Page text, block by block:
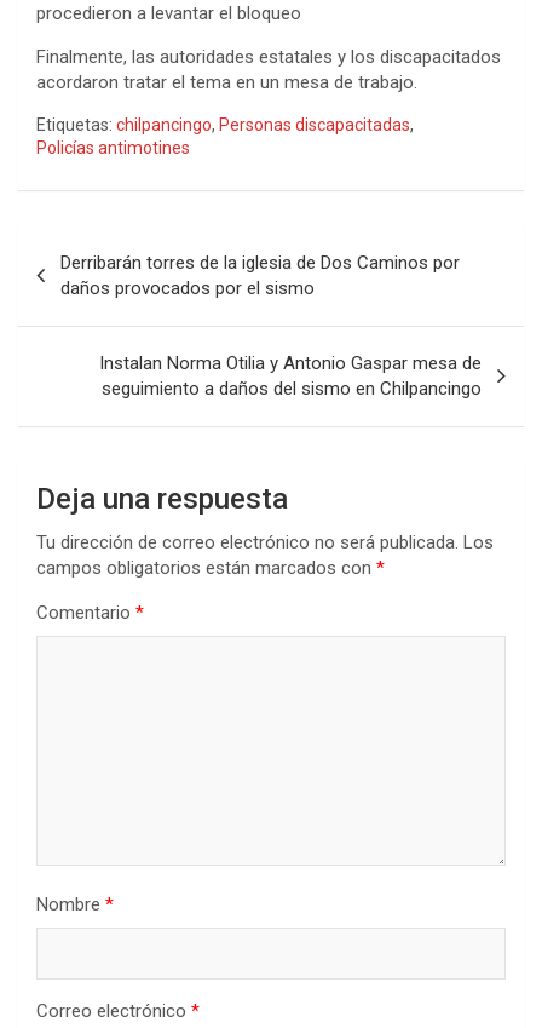
procedieron a levantar el bloqueo
Finalmente, las autoridades estatales y los discapacitados
acordaron tratar el tema en un mesa de trabajo.
Etiquetas: chilpancingo, Personas discapacitadas,
Policías antimotines
de
entradas
Derribarán torres de la iglesia de Dos Caminos por
daños provocados por el sismo
Instalan Norma Otilia y Antonio Gaspar mesa de
seguimiento a daños del sismo en Chilpancingo
Deja una respuesta
Tu dirección de correo electrónico no será publicada. Los
campos obligatorios están marcados con *
Comentario *
Nombre *
Correo electrónico *